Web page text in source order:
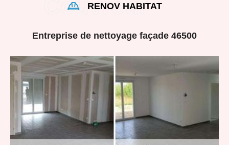
RENOV HABITAT
Entreprise de nettoyage façade 46500